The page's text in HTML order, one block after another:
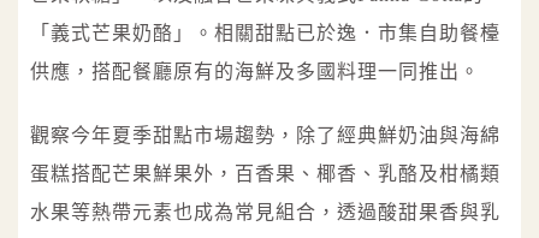
「義式芒果奶酪」。相關甜點已於逸．市集自助餐檯
供應，搭配餐廳原有的海鮮及多國料理一同推出。
觀察今年夏季甜點市場趨勢，除了經典鮮奶油與海綿
蛋糕搭配芒果鮮果外，百香果、椰香、乳酪及柑橘類
水果等熱帶元素也成為常見組合，透過酸甜果香與乳